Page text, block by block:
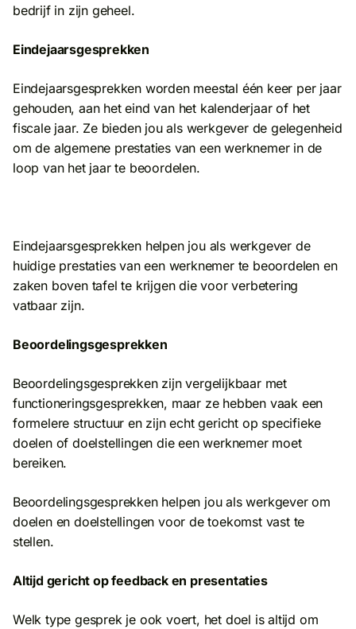
bedrijf in zijn geheel.
Eindejaarsgesprekken
Eindejaarsgesprekken worden meestal één keer per jaar
gehouden, aan het eind van het kalenderjaar of het
fiscale jaar. Ze bieden jou als werkgever de gelegenheid
om de algemene prestaties van een werknemer in de
loop van het jaar te beoordelen.
Eindejaarsgesprekken helpen jou als werkgever de
huidige prestaties van een werknemer te beoordelen en
zaken boven tafel te krijgen die voor verbetering
vatbaar zijn.
Beoordelingsgesprekken
Beoordelingsgesprekken zijn vergelijkbaar met
functioneringsgesprekken, maar ze hebben vaak een
formelere structuur en zijn echt gericht op specifieke
doelen of doelstellingen die een werknemer moet
bereiken.
Beoordelingsgesprekken helpen jou als werkgever om
doelen en doelstellingen voor de toekomst vast te
stellen.
Altijd gericht op feedback en presentaties
Welk type gesprek je ook voert, het doel is altijd om